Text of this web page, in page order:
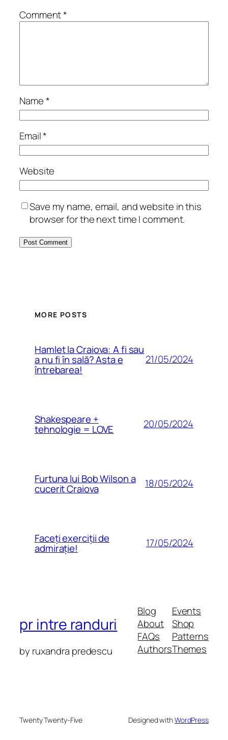
Comment*
Name*
Email*
Website
Save my name, email, and website in this
browser for the next time I comment.
MORE POSTS
Hamlet la Craiova: A fi sau
a nu fi în sală? Asta e
întrebarea!
21/05/2024
Shakespeare +
tehnologie = LOVE 20/05/2024
Furtuna lui Bob Wilson a
cucerit Craiova 18/05/2024
Faceți exerciții de
admirație! 17/05/2024
pr intre randuri
by ruxandra predescu
Blog
About
FAQs
Authors
Events
Shop
Patterns
Themes
Twenty Twenty-Five Designed withWordPress